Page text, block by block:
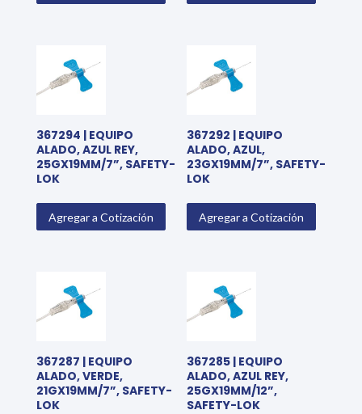
367294 | EQUIPO
ALADO, AZUL REY,
25GX19MM/7”, SAFETY-
LOK
Agregar a Cotización
367292 | EQUIPO
ALADO, AZUL,
23GX19MM/7”, SAFETY-
LOK
Agregar a Cotización
367287 | EQUIPO
ALADO, VERDE,
21GX19MM/7”, SAFETY-
LOK
367285 | EQUIPO
ALADO, AZUL REY,
25GX19MM/12”,
SAFETY-LOK